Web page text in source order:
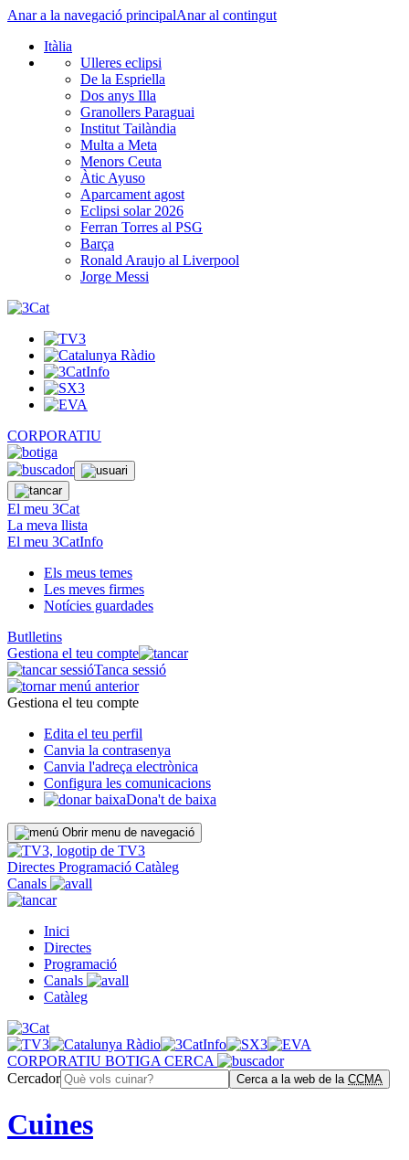
Anar a la navegació principalAnar al contingut
Itàlia
Ulleres eclipsi
De la Espriella
Dos anys Illa
Granollers Paraguai
Institut Tailàndia
Multa a Meta
Menors Ceuta
Àtic Ayuso
Aparcament agost
Eclipsi solar 2026
Ferran Torres al PSG
Barça
Ronald Araujo al Liverpool
Jorge Messi
CORPORATIU
El meu 3Cat
La meva llista
El meu 3CatInfo
Els meus temes
Les meves firmes
Notícies guardades
Butlletins
Gestiona el teu compte
Tanca sessió
Gestiona el teu compte
Edita el teu perfil
Canvia la contrasenya
Canvia l'adreça electrònica
Configura les comunicacions
Dona't de baixa
Obrir menu de navegació
Directes Programació Catàleg
Canals
Inici
Directes
Programació
Canals
Catàleg
CORPORATIU BOTIGA CERCA
Cercador
Cerca a la web de la CCMA
Cuines